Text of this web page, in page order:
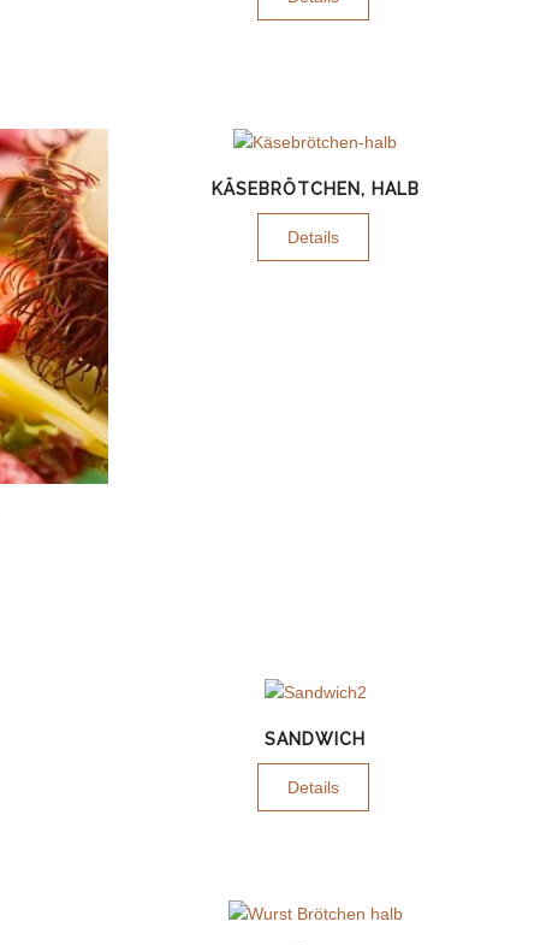
KÄSEBRÖTCHEN, HALB
Details
SANDWICH
Details